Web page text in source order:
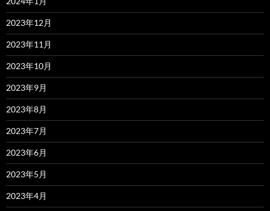
2023年12月
2023年11月
2023年10月
2023年9月
2023年8月
2023年7月
2023年6月
2023年5月
2023年4月